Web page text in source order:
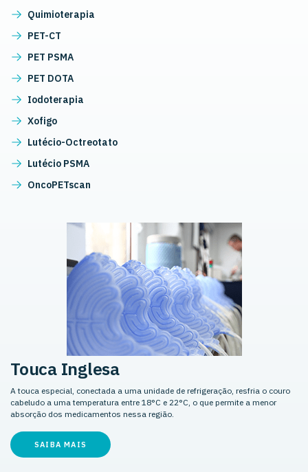
Quimioterapia
PET-CT
PET PSMA
PET DOTA
Iodoterapia
Xofigo
Lutécio-Octreotato
Lutécio PSMA
OncoPETscan
Touca Inglesa
A touca especial, conectada a uma unidade de refrigeração, resfria o couro
cabeludo a uma temperatura entre 18°C e 22°C, o que permite a menor
absorção dos medicamentos nessa região.
SAIBA MAIS